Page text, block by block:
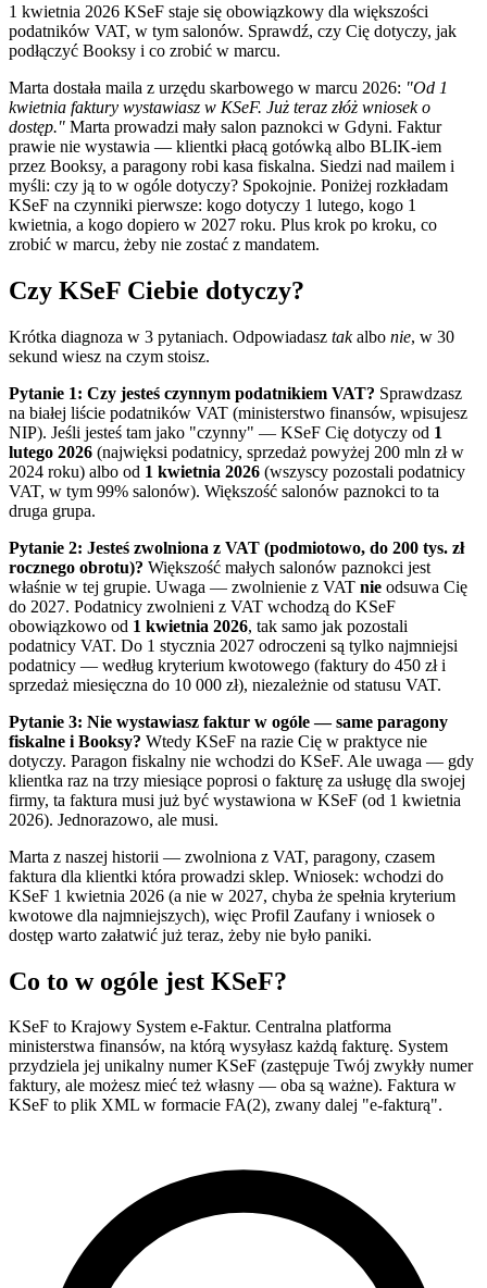
1 kwietnia 2026 KSeF staje się obowiązkowy dla większości
podatników VAT, w tym salonów. Sprawdź, czy Cię dotyczy, jak
podłączyć Booksy i co zrobić w marcu.
Marta dostała maila z urzędu skarbowego w marcu 2026: "Od 1
kwietnia faktury wystawiasz w KSeF. Już teraz złóż wniosek o
dostęp." Marta prowadzi mały salon paznokci w Gdyni. Faktur
prawie nie wystawia — klientki płacą gotówką albo BLIK-iem
przez Booksy, a paragony robi kasa fiskalna. Siedzi nad mailem i
myśli: czy ją to w ogóle dotyczy? Spokojnie. Poniżej rozkładam
KSeF na czynniki pierwsze: kogo dotyczy 1 lutego, kogo 1
kwietnia, a kogo dopiero w 2027 roku. Plus krok po kroku, co
zrobić w marcu, żeby nie zostać z mandatem.
Czy KSeF Ciebie dotyczy?
Krótka diagnoza w 3 pytaniach. Odpowiadasz takalbo nie, w 30
sekund wiesz na czym stoisz.
Pytanie 1: Czy jesteś czynnym podatnikiem VAT? Sprawdzasz
na białej liście podatników VAT (ministerstwo finansów, wpisujesz
NIP). Jeśli jesteś tam jako "czynny" — KSeF Cię dotyczy od 1
lutego 2026 (najwięksi podatnicy, sprzedaż powyżej 200 mln zł w
2024 roku) albo od 1 kwietnia 2026 (wszyscy pozostali podatnicy
VAT, w tym 99% salonów). Większość salonów paznokci to ta
druga grupa.
Pytanie 2: Jesteś zwolniona z VAT (podmiotowo, do 200 tys. zł
rocznego obrotu)? Większość małych salonów paznokci jest
właśnie w tej grupie. Uwaga — zwolnienie z VAT nie odsuwa Cię
do 2027. Podatnicy zwolnieni z VAT wchodzą do KSeF
obowiązkowo od 1 kwietnia 2026, tak samo jak pozostali
podatnicy VAT. Do 1 stycznia 2027 odroczeni są tylko najmniejsi
podatnicy — według kryterium kwotowego (faktury do 450 zł i
sprzedaż miesięczna do 10 000 zł), niezależnie od statusu VAT.
Pytanie 3: Nie wystawiasz faktur w ogóle — same paragony
fiskalne i Booksy? Wtedy KSeF na razie Cię w praktyce nie
dotyczy. Paragon fiskalny nie wchodzi do KSeF. Ale uwaga — gdy
klientka raz na trzy miesiące poprosi o fakturę za usługę dla swojej
firmy, ta faktura musi już być wystawiona w KSeF (od 1 kwietnia
2026). Jednorazowo, ale musi.
Marta z naszej historii — zwolniona z VAT, paragony, czasem
faktura dla klientki która prowadzi sklep. Wniosek: wchodzi do
KSeF 1 kwietnia 2026 (a nie w 2027, chyba że spełnia kryterium
kwotowe dla najmniejszych), więc Profil Zaufany i wniosek o
dostęp warto załatwić już teraz, żeby nie było paniki.
Co to w ogóle jest KSeF?
KSeF to Krajowy System e-Faktur. Centralna platforma
ministerstwa finansów, na którą wysyłasz każdą fakturę. System
przydziela jej unikalny numer KSeF (zastępuje Twój zwykły numer
faktury, ale możesz mieć też własny — oba są ważne). Faktura w
KSeF to plik XML w formacie FA(2), zwany dalej "e-fakturą".